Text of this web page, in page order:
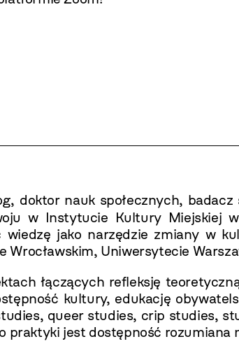
doktor nauk społecznych,
w Instytucie Kultury Miejskiej
jako narzędzie zmiany w
Wrocławskim, Uniwersytecie
łączących refleksję
kultury, edukację
queer studies, crip studies,
praktyki jest dostępność